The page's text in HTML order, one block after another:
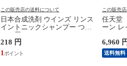
この販売店の送料について
日本合成洗剤 ウインズ リンス
イントニックシャンプー つめ
プ-カエ 【返品種別A】
218 円
1
この販売
任天堂
ーン レ
レイダ-
6,960
送料無料